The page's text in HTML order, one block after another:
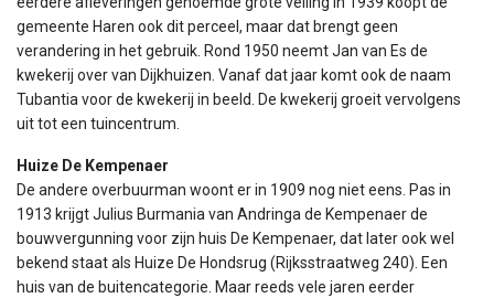
gemeente Haren ook dit perceel, maar dat brengt geen
verandering in het gebruik. Rond 1950 neemt Jan van Es de
kwekerij over van Dijkhuizen. Vanaf dat jaar komt ook de naam
Tubantia voor de kwekerij in beeld. De kwekerij groeit vervolgens
uit tot een tuincentrum.
Huize De Kempenaer
De andere overbuurman woont er in 1909 nog niet eens. Pas in
1913 krijgt Julius Burmania van Andringa de Kempenaer de
bouwvergunning voor zijn huis De Kempenaer, dat later ook wel
bekend staat als Huize De Hondsrug (Rijksstraatweg 240). Een
huis van de buitencategorie. Maar reeds vele jaren eerder